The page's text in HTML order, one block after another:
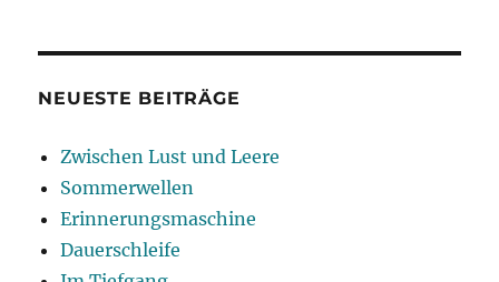
NEUESTE BEITRÄGE
Zwischen Lust und Leere
Sommerwellen
Erinnerungsmaschine
Dauerschleife